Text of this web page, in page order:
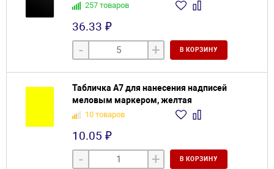
257 товаров
36.33 ₽
- + В КОРЗИНУ
Табличка А7 для нанесения надписей
меловым маркером, желтая
10 товаров
10.05 ₽
- + В КОРЗИНУ